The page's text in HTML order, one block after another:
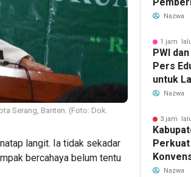
Serang, Banten. (Foto: Dok.
langit. Ia tidak sekadar
bercahaya belum tentu
untuk
Nazwa
1 jam
PWI
Pers
untuk
Nazwa
3 jam
Lewat
Nazwa